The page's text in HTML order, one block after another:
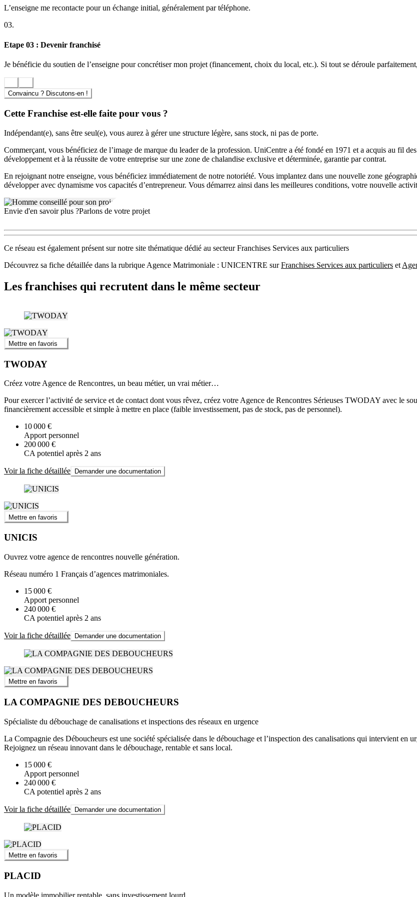
Investissement et conditions d’accès
et les projets locaux. Les royalties mensuelles s’élèvent à 557 €. Le réseau partage avec ses nouveaux franchisés des outils et de
positionnement expert et de proximité garantit une différenciation notable face aux plateformes de rencontre digitale.
L’enseigne me recontacte pour un échange initial, généralement par téléphone.
03.
Etape 03 : Devenir franchisé
Je bénéficie du soutien de l’enseigne pour concrétiser mon projet (financement, choix du local, etc.). Si tout se déroule
Convaincu ? Discutons-en !
Cette Franchise est-elle faite pour vous ?
Indépendant(e), sans être seul(e), vous aurez à gérer une structure légère, sans stock, ni pas de porte.
Commerçant, vous bénéficiez de l’image de marque du leader de la profession. UniCentre a été fondé en 1971 et a acquis au fil
développement et à la réussite de votre entreprise sur une zone de chalandise exclusive et déterminée, garantie par contrat.
En rejoignant notre enseigne, vous bénéficiez immédiatement de notre notoriété. Vous implantez dans une nouvelle zone
développer avec dynamisme vos capacités d’entrepreneur. Vous démarrez ainsi dans les meilleures conditions, votre nouvelle
Envie d'en savoir plus ?Parlons de votre projet
Ce réseau est également présent sur notre site thématique dédié au secteur Franchises Services aux particuliers
Découvrez sa fiche détaillée dans la rubrique Agence Matrimoniale : UNICENTRE surFranchises Services aux particuliers et
Les franchises qui recrutent dans le même secteur
Mettre en favoris
TWODAY
Créez votre Agence de Rencontres, un beau métier, un vrai métier…
Pour exercer l’activité de service et de contact dont vous rêvez, créez votre Agence de Rencontres Sérieuses TWODAY avec le
financièrement accessible et simple à mettre en place (faible investissement, pas de stock, pas de personnel).
10 000 €
Apport personnel
200 000 €
CA potentiel après 2 ans
Voir la fiche détaillée Demander une documentation
Mettre en favoris
UNICIS
Ouvrez votre agence de rencontres nouvelle génération.
Réseau numéro 1 Français d’agences matrimoniales.
15 000 €
Apport personnel
240 000 €
CA potentiel après 2 ans
Voir la fiche détaillée Demander une documentation
Mettre en favoris
LA COMPAGNIE DES DEBOUCHEURS
Spécialiste du débouchage de canalisations et inspections des réseaux en urgence
La Compagnie des Déboucheurs est une société spécialisée dans le débouchage et l’inspection des canalisations qui intervient
Rejoignez un réseau innovant dans le débouchage, rentable et sans local.
15 000 €
Apport personnel
240 000 €
CA potentiel après 2 ans
Voir la fiche détaillée Demander une documentation
Mettre en favoris
PLACID
Un modèle immobilier rentable, sans investissement lourd.